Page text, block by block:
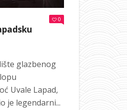
0
glazbenog
Uvale Lapad,
je legendarni...